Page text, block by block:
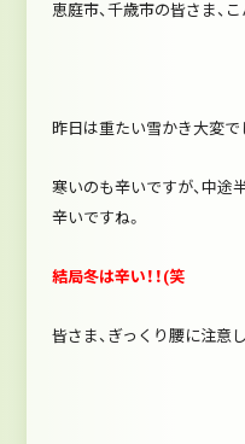
恵庭市、千歳市の皆さま、こ
昨日は重たい雪かき大変で
寒いのも辛いですが、中途
辛いですね。
結局冬は辛い！！(笑
皆さま、ぎっくり腰に注意